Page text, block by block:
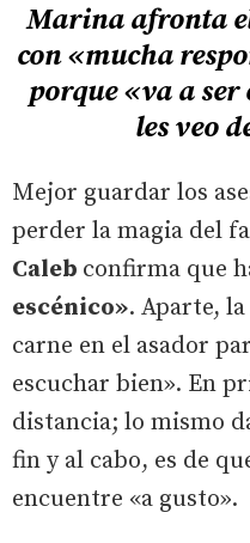
Marina afronta
con «mucha
porque «va a
les veo
Mejor guardar los
perder la magia del
Caleb confirma que
escénico». Aparte,
carne en el asador
escuchar bien». En
distancia; lo mismo
fin y al cabo, es de
encuentre «a gusto».